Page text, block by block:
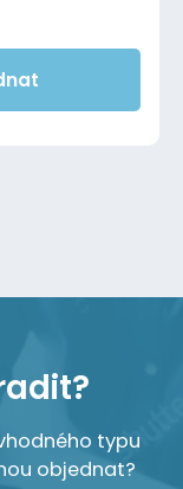
typu
objednat?